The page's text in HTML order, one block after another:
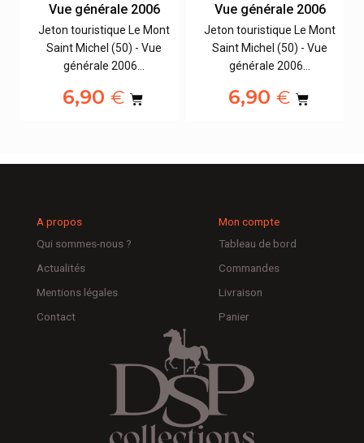
Vue générale 2006
Jeton touristique Le Mont
Saint Michel (50) - Vue
générale 2006…
6,90€
Vue générale 2006
Jeton touristique Le Mont
Saint Michel (50) - Vue
générale 2006…
6,90€
A propos
Qui sommes-nous ?
Actualités
Mentions légales
Contact
Mon compte
Tableau de bord
Commandes
Livraison
Panier